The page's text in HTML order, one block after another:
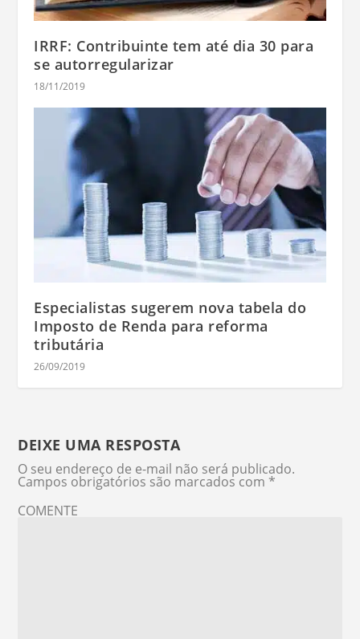
IRRF: Contribuinte tem até dia 30 para
se autorregularizar
18/11/2019
Especialistas sugerem nova tabela do
Imposto de Renda para reforma
tributária
26/09/2019
DEIXE UMA RESPOSTA
O seu endereço de e-mail não será publicado.
Campos obrigatórios são marcados com *
COMENTE